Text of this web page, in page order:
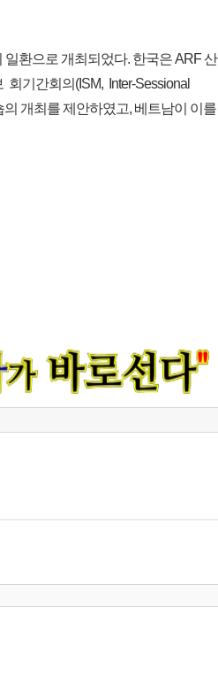
환으로 개최되었다. 한국은 ARF 산
기간회의(ISM, Inter-Sessional
의 개최를 제안하였고, 베트남이 이를